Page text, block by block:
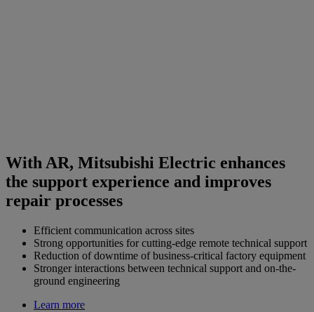
With AR, Mitsubishi Electric enhances
the support experience and improves
repair processes
Efficient communication across sites
Strong opportunities for cutting-edge remote technical support
Reduction of downtime of business-critical factory equipment
Stronger interactions between technical support and on-the-
ground engineering
Learn more